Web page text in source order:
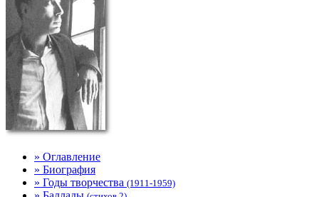
» Оглавление
» Биография
» Годы творчества (1911-1959)